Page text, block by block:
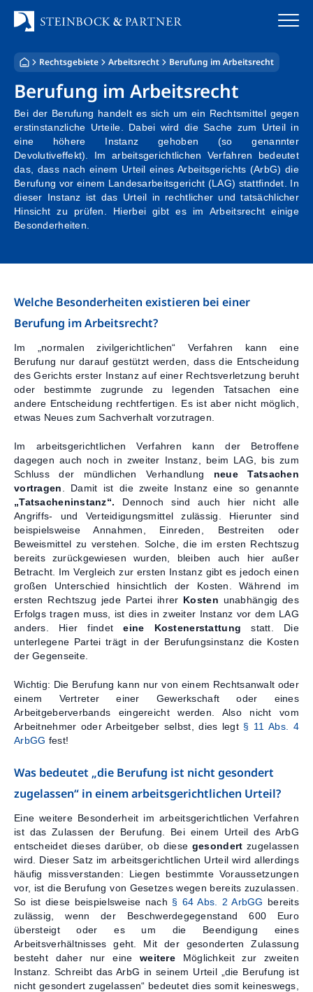
Inhalt
springen
Startseite
Kanzlei
Team
Standorte
Rechtsgebiete
Rechtsgebiete Arbeitsrecht Berufung im Arbeitsrecht
Berufung im Arbeitsrecht
Bei der Berufung handelt es sich um ein Rechtsmittel gegen
erstinstanzliche Urteile. Dabei wird die Sache zum Urteil in
eine höhere Instanz gehoben (so genannter
Devolutiveffekt). Im arbeitsgerichtlichen Verfahren bedeutet
das, dass nach einem Urteil eines Arbeitsgerichts (ArbG) die
Berufung vor einem Landesarbeitsgericht (LAG) stattfindet. In
dieser Instanz ist das Urteil in rechtlicher und tatsächlicher
Hinsicht zu prüfen. Hierbei gibt es im Arbeitsrecht einige
Besonderheiten.
Welche Besonderheiten existieren bei einer
Berufung im Arbeitsrecht?
Im „normalen zivilgerichtlichen“ Verfahren kann eine
Berufung nur darauf gestützt werden, dass die Entscheidung
des Gerichts erster Instanz auf einer Rechtsverletzung beruht
oder bestimmte zugrunde zu legenden Tatsachen eine
andere Entscheidung rechtfertigen. Es ist aber nicht möglich,
etwas Neues zum Sachverhalt vorzutragen.
Im arbeitsgerichtlichen Verfahren kann der Betroffene
dagegen auch noch in zweiter Instanz, beim LAG, bis zum
Schluss der mündlichen Verhandlung neue Tatsachen
vortragen . Damit ist die zweite Instanz eine so genannte
„Tatsacheninstanz“. Dennoch sind auch hier nicht alle
Angriffs- und Verteidigungsmittel zulässig. Hierunter sind
beispielsweise Annahmen, Einreden, Bestreiten oder
Beweismittel zu verstehen. Solche, die im ersten Rechtszug
bereits zurückgewiesen wurden, bleiben auch hier außer
Betracht. Im Vergleich zur ersten Instanz gibt es jedoch einen
großen Unterschied hinsichtlich der Kosten. Während im
ersten Rechtszug jede Partei ihrer Kosten unabhängig des
Erfolgs tragen muss, ist dies in zweiter Instanz vor dem LAG
anders. Hier findeteine Kostenerstattungstatt. Die
unterlegene Partei trägt in der Berufungsinstanz die Kosten
der Gegenseite.
Wichtig: Die Berufung kann nur von einem Rechtsanwalt oder
einem Vertreter einer Gewerkschaft oder eines
Arbeitgeberverbands eingereicht werden. Also nicht vom
Arbeitnehmer oder Arbeitgeber selbst, dies legt § 11 Abs. 4
ArbGG fest!
Was bedeutet „die Berufung ist nicht gesondert
zugelassen“ in einem arbeitsgerichtlichen Urteil?
Eine weitere Besonderheit im arbeitsgerichtlichen Verfahren
ist das Zulassen der Berufung. Bei einem Urteil des ArbG
entscheidet dieses darüber, ob diese gesondert zugelassen
wird. Dieser Satz im arbeitsgerichtlichen Urteil wird allerdings
häufig missverstanden: Liegen bestimmte Voraussetzungen
vor, ist die Berufung von Gesetzes wegen bereits zuzulassen.
So ist diese beispielsweise nach § 64 Abs. 2 ArbGG bereits
zulässig, wenn der Beschwerdegegenstand 600 Euro
übersteigt oder es um die Beendigung eines
Arbeitsverhältnisses geht. Mit der gesonderten Zulassung
besteht daher nur eineweitere Möglichkeit zur zweiten
Instanz. Schreibt das ArbG in seinem Urteil „die Berufung ist
nicht gesondert zugelassen“ bedeutet dies somit keineswegs,